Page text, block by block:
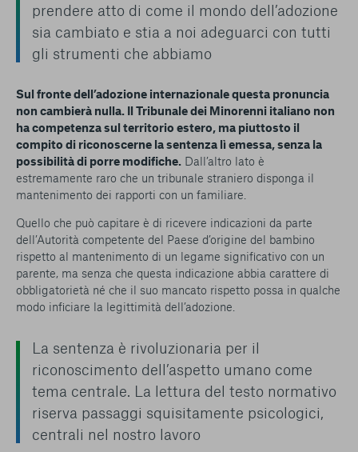
prendere atto di come il mondo dell’adozione
sia cambiato e stia a noi adeguarci con tutti
gli strumenti che abbiamo
Sul fronte dell’adozione internazionale questa pronuncia
non cambierà nulla. Il Tribunale dei Minorenni italiano non
ha competenza sul territorio estero, ma piuttosto il
compito di riconoscerne la sentenza lì emessa, senza la
possibilità di porre modifiche. Dall’altro lato è
estremamente raro che un tribunale straniero disponga il
mantenimento dei rapporti con un familiare.
Quello che può capitare è di ricevere indicazioni da parte
dell’Autorità competente del Paese d’origine del bambino
rispetto al mantenimento di un legame significativo con un
parente, ma senza che questa indicazione abbia carattere di
obbligatorietà né che il suo mancato rispetto possa in qualche
modo inficiare la legittimità dell’adozione.
La sentenza è rivoluzionaria per il
riconoscimento dell’aspetto umano come
tema centrale. La lettura del testo normativo
riserva passaggi squisitamente psicologici,
centrali nel nostro lavoro